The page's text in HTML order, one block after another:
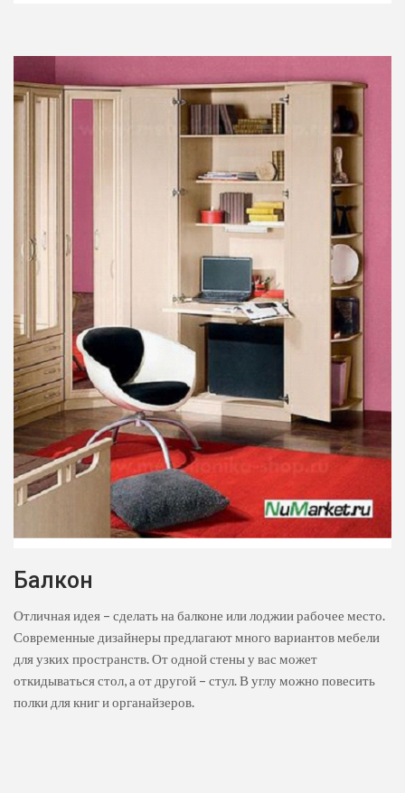
Балкон
Отличная идея – сделать на балконе или лоджии рабочее место.
Современные дизайнеры предлагают много вариантов мебели
для узких пространств. От одной стены у вас может
откидываться стол, а от другой – стул. В углу можно повесить
полки для книг и органайзеров.